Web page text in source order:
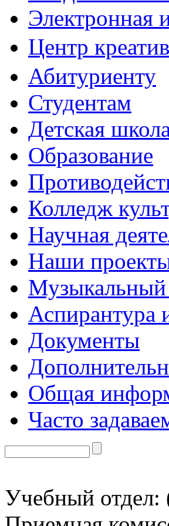
Электронная
Центр
Абитуриенту
Студентам
Детская
Образование
Колледж
Научная
Наши
Музыкальный
Аспирантура
Документы
Общая
Часто
Учебный отдел: